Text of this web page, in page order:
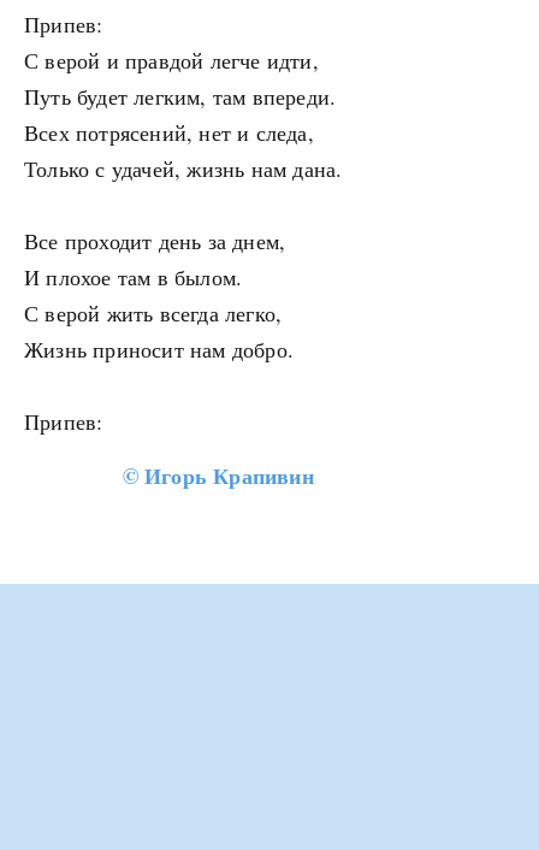
Припев:
С верой и правдой легче идти,
Путь будет легким, там впереди.
Всех потрясений, нет и следа,
Только с удачей, жизнь нам дана.
Все проходит день за днем,
И плохое там в былом.
С верой жить всегда легко,
Жизнь приносит нам добро.
Припев:
©Игорь Крапивин